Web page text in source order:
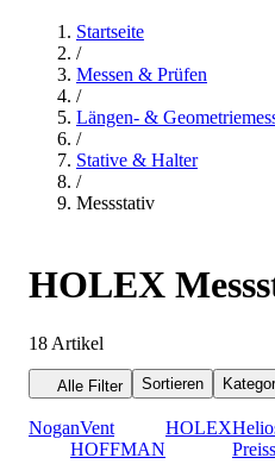
Startseite
/
Messen & Prüfen
/
Längen- &
/
Stative & Halter
/
Messstativ
HOLEX
18 Artikel
Alle Filter Sortieren
NoganVent
HOFFMAN
HOLEX